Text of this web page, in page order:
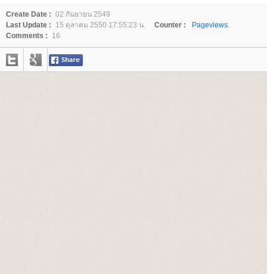
Create Date : 02 กันยายน 2549
Last Update :
15 ตุลาคม 2550 17:55:23 น. Counter :
Pageviews.
Comments :
16